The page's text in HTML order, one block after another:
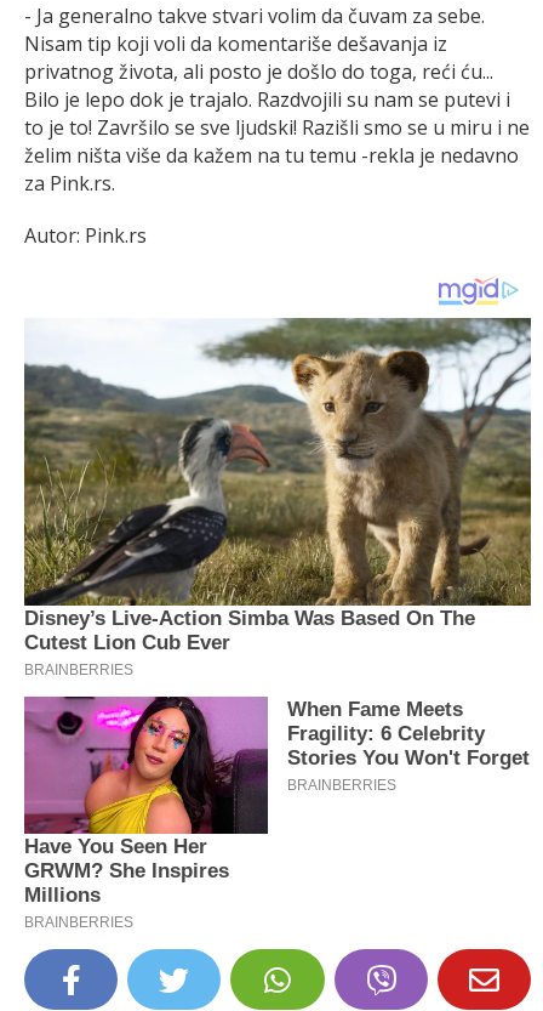
- Ja generalno takve stvari volim da čuvam za sebe.
Nisam tip koji voli da komentariše dešavanja iz
privatnog života, ali posto je došlo do toga, reći ću...
Bilo je lepo dok je trajalo. Razdvojili su nam se putevi i
to je to! Završilo se sve ljudski! Razišli smo se u miru i ne
želim ništa više da kažem na tu temu -rekla je nedavno
za Pink.rs.
Autor: Pink.rs